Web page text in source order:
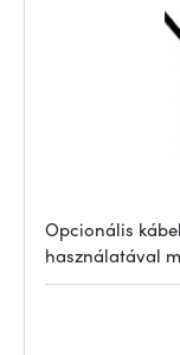
Opcionális
használatával